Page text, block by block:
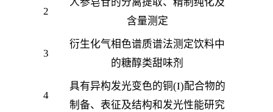
2
含量测定
3
衍生化气相色谱质谱法测定饮料中
的糖醇类甜味剂
4
具有异构发光变色的铜(I)配合物的
制备、表征及结构和发光性能研究